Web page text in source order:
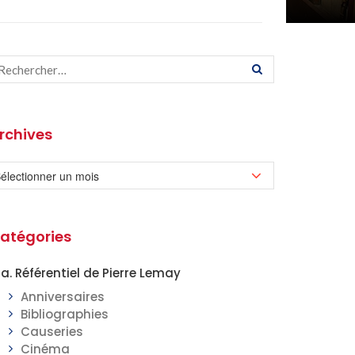
a. Référentiel de Pierre Lemay
Anniversaires
Bibliographies
Causeries
Cinéma